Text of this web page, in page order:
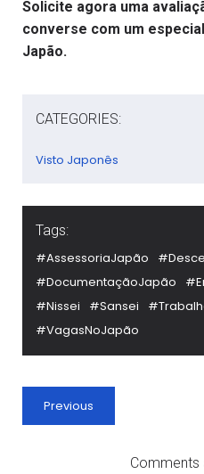
Solicite agora uma
converse com um
Japão.
CATEGORIES:
Visto Japonês
Tags:
#AssessoriaJapão
#DocumentaçãoJapão
#Nissei
#Sansei
#VagasNoJapão
Previous
Comments